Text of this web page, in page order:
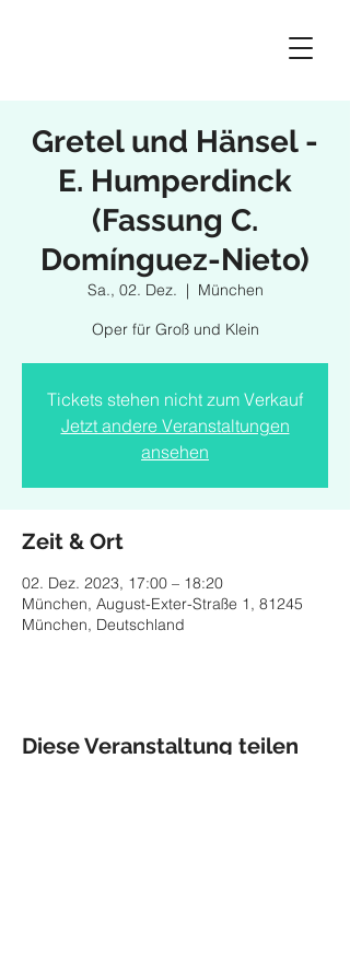
Gretel und Hänsel -
E. Humperdinck
(Fassung C.
Domínguez-Nieto)
Sa., 02. Dez.
  |
München
Oper für Groß und Klein
Tickets stehen nicht zum Verkauf
Jetzt andere Veranstaltungen
ansehen
Zeit & Ort
02. Dez. 2023, 17:00 – 18:20
München, August-Exter-Straße 1, 81245
München, Deutschland
Diese Veranstaltung teilen